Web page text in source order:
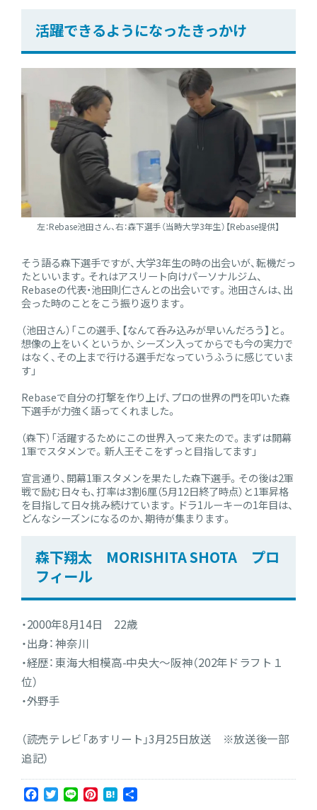
活躍できるようになったきっかけ
左：Rebase池田さん、右：森下選手（当時大学3年生）【Rebase提供】
そう語る森下選手ですが、大学3年生の時の出会いが、転機だっ
たといいます。それはアスリート向けパーソナルジム、
Rebaseの代表・池田則仁さんとの出会いです。池田さんは、出
会った時のことをこう振り返ります。
（池田さん）「この選手、【なんて呑み込みが早いんだろう】と。
想像の上をいくというか、シーズン入ってからでも今の実力で
はなく、その上まで行ける選手だなっていうふうに感じていま
す」
Rebaseで自分の打撃を作り上げ、プロの世界の門を叩いた森
下選手が力強く語ってくれました。
（森下）「活躍するためにこの世界入って来たので。まずは開幕
1軍でスタメンで。新人王そこをずっと目指してます」
宣言通り、開幕1軍スタメンを果たした森下選手。その後は2軍
戦で励む日々も、打率は3割6厘（5月12日終了時点）と1軍昇格
を目指して日々挑み続けています。ドラ1ルーキーの1年目は、
どんなシーズンになるのか、期待が集まります。
森下翔太 MORISHITA SHOTA プロ
フィール
・2000年8月14日 22歳
・出身： 神奈川
・経歴： 東海大相模高-中央大～阪神（202年ドラフト１
位）
・外野手
（読売テレビ「あすリート」3月25日放送 ※放送後一部
追記）
Facebook
Twitter
LinePinterest
Hatena
共